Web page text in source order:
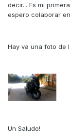
decir... Es mi
espero colaborar
Hay va una foto de
Un Saludo!